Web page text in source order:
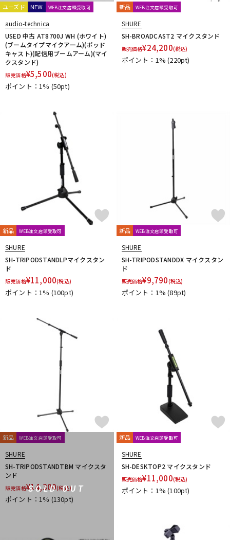
G_2Systems GATOR
GATOR Frameworks
Groove Tubes
HEADREC
HEDD
HEiL SOUND HERCULES
Heritage Audio
HUMPBACK ENGINEERING
IGS Audio
IK Multimedia
Ikebe Original
ISOVOX
JBL
JohnBlue Audio
KAKASHI Professional Stands
KVOX
LEWITT
MACKIE
marantz Professional
MASELEC
Millennia
MOGAMI
Monkey Banana
Morton Microphone Systems
Musikelectronic Geithain
NEUMANN
Nothing
OHASHI
Oktava OLLO AUDIO onso ORB
P-S
Palmer PhoenixAudio
PRIMACOUSTIC
Primo PrismSound
PROIDEA
Protection Racket
Pueblo Audio
Roger Mayer
Roland
Roswell Pro Audio
RUPERT NEVE DESIGNS
Rycote
Samar Audio Design
SANWA SUPPLY
Shadow Hills Industries
SHIZUKA
SlateDigital SONTRONICS
Soyuz SSL(Solid State Logic)
STEDMAN Steven Slate Audio Superlux
SUZUKI
T-Z
TAKACHI TASCAM
TC helicon
Tech Teenage Engineering
TELEFUNKEN
Thermionic Culture
Tonelux
Townsend Labs
T-REX
TRIAL Triprop TRITON AUDIO
TRUE DYNA
TUBE-TECH
UDG
VELCRO(R) Brand
Vermona
ユーズド NEW WEB注文店頭受取可
audio-technica
USED 中古 AT8700J WH (ホワイト)
(ブームタイプマイクアーム)(ポッド
キャスト)(配信用ブームアーム)(マイ
クスタンド)
販売価格¥5,500(税込)
ポイント：1% (50pt)
新品 WEB注文店頭受取可
SHURE
SH-BROADCAST2 マイクスタンド
販売価格¥24,200(税込)
ポイント：1%(220pt)
新品 WEB注文店頭受取可
SHURE
SH-TRIPODSTANDLPマイクスタン
ド
販売価格¥11,000(税込)
ポイント：1% (100pt)
新品 WEB注文店頭受取可
SHURE
SH-TRIPODSTANDDX マイクスタン
ド
販売価格¥9,790(税込)
ポイント：1%(89pt)
SOLD OUT
新品 WEB注文店頭受取可
SHURE
SH-TRIPODSTANDTBM マイクスタ
ンド
販売価格¥14,300(税込)
ポイント：1% (130pt)
新品 WEB注文店頭受取可
SHURE
SH-DESKTOP2 マイクスタンド
販売価格¥11,000(税込)
ポイント：1%(100pt)